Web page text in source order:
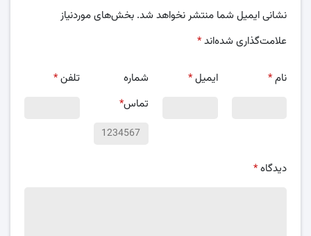
نشانی ایمیل شما منتشر نخواهد شد. بخش‌های موردنیاز
علامت‌گذاری شده‌اند*
نام* ایمیل*
شماره
تماس*
تلفن*
دیدگاه*